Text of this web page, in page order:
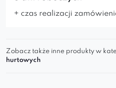
+ czas realizacji
Zobacz także inne produkty w
hurtowych